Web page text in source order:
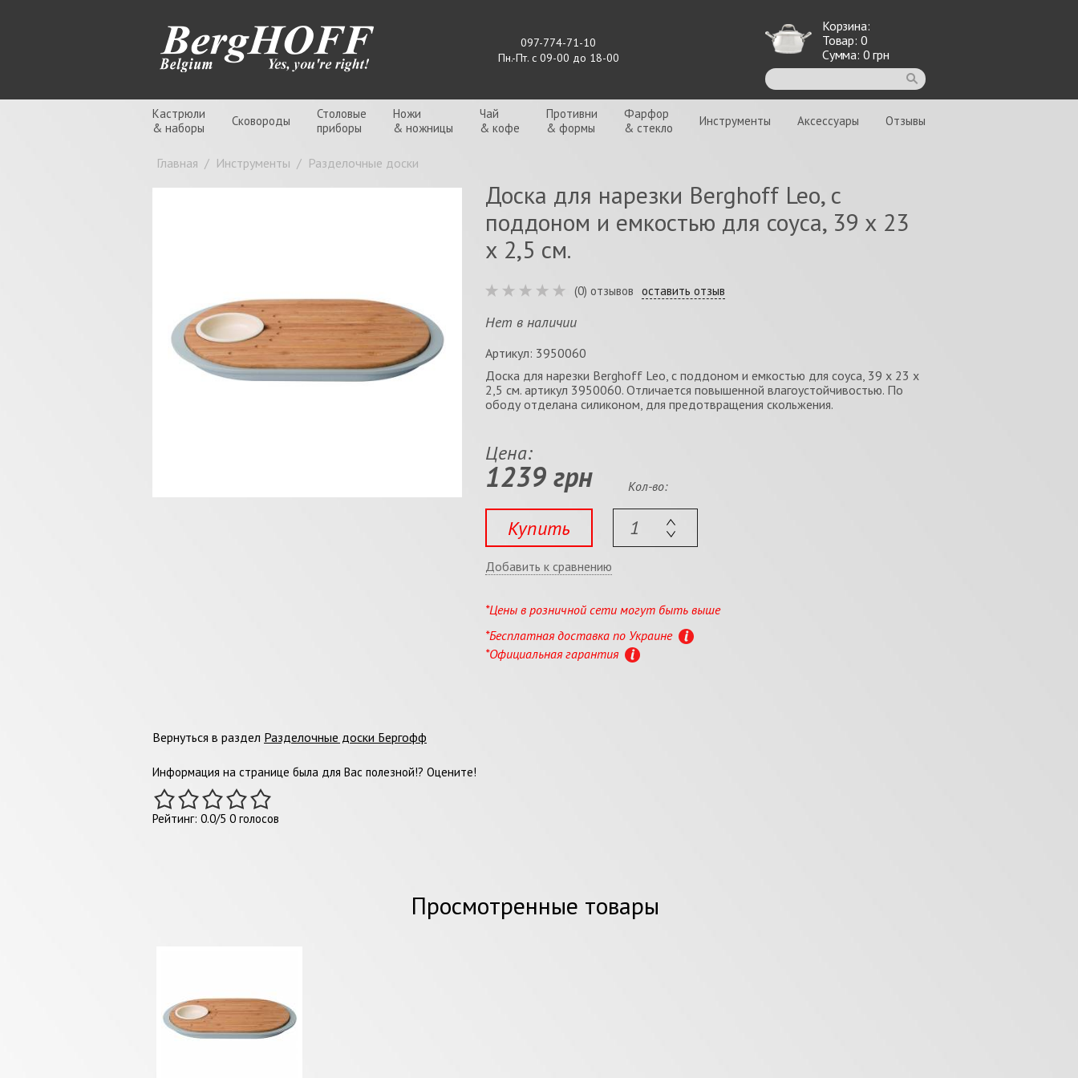
097-774-71-10
Пн.-Пт. с 09-00 до 18-00
Корзина:
Товар: 0
Сумма: 0 грн
Кастрюли
& наборы
Сковороды
Столовые
приборы
Ножи
& ножницы
Чай
& кофе
Противни
& формы
Фарфор
& стекло
Инструменты Аксессуары Отзывы
Главная / Инструменты / Разделочные доски
Доска для нарезки Berghoff Leo, с
поддоном и емкостью для соуса, 39 х 23
х 2,5 см.
(0) отзывов оставить отзыв
Нет в наличии
Артикул: 3950060
Доска для нарезки Berghoff Leo, с поддоном и емкостью для соуса, 39 х 23 х
2,5 см. артикул 3950060. Отличается повышенной влагоустойчивостью. По
ободу отделана силиконом, для предотвращения скольжения.
Цена:
1239 грн
Купить
Кол-во:
Добавить к сравнению
*Цены в розничной сети могут быть выше
*Бесплатная доставка по Украине
*Официальная гарантия
Вернуться в раздел Разделочные доски Бергофф
Информация на странице была для Вас полезной!? Оцените!
Рейтинг: 0.0/5 0 голосов
Просмотренные товары